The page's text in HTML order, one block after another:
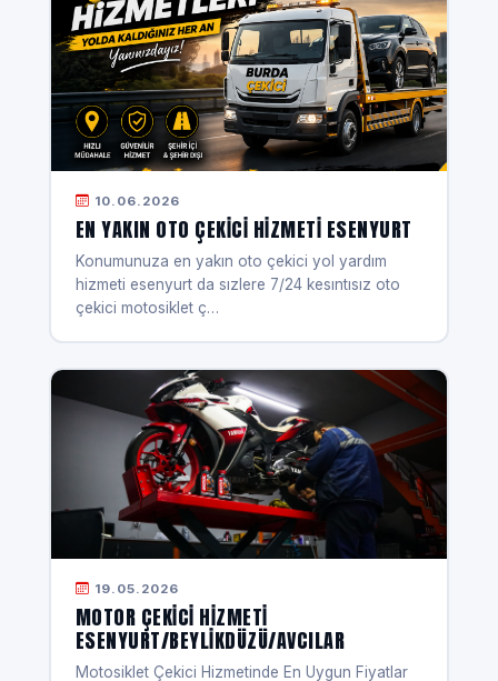
10.06.2026
EN YAKIN OTO ÇEKICI HIZMETI ESENYURT
Konumunuza en yakın oto çekici yol yardım
hizmeti esenyurt da sızlere 7/24 kesıntısız oto
çekici motosiklet ç…
19.05.2026
MOTOR ÇEKICI HIZMETI
ESENYURT/BEYLIKDÜZÜ/AVCILAR
Motosiklet Çekici Hizmetinde En Uygun Fiyatlar